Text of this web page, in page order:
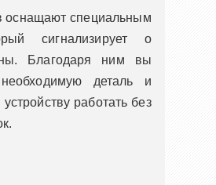
оснащают специальным
сигнализирует о
Благодаря ним вы
деталь и
работать без